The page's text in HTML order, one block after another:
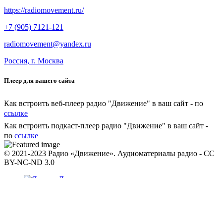
https://radiomovement.ru/
+7 (905) 7121-121
radiomovement@yandex.ru
Россия, г. Москва
Плеер для вашего сайта
Как встроить веб-плеер радио "Движение" в ваш сайт - по
ссылке
Как встроить подкаст-плеер радио "Движение" в ваш сайт -
по ссылке
© 2021-2023 Радио «Движение». Аудиоматериалы радио - CC
BY-NC-ND 3.0